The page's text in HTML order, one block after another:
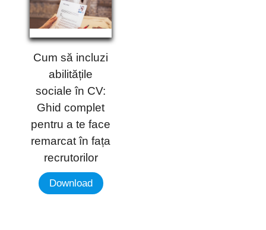
Cum să incluzi
abilitățile
sociale în CV:
Ghid complet
pentru a te face
remarcat în fața
recrutorilor
Download